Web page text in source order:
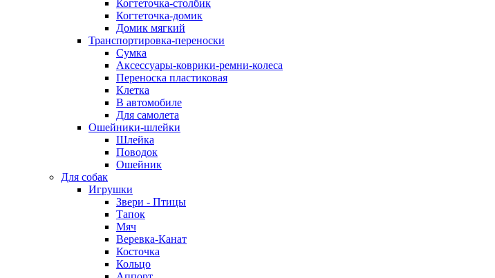
Когтеточка-столбик
Когтеточка-домик
Домик мягкий
Транспортировка-переноски
Сумка
Аксессуары-коврики-ремни-колеса
Переноска пластиковая
Клетка
В автомобиле
Для самолета
Ошейники-шлейки
Шлейка
Поводок
Ошейник
Для собак
Игрушки
Звери - Птицы
Тапок
Мяч
Веревка-Канат
Косточка
Кольцо